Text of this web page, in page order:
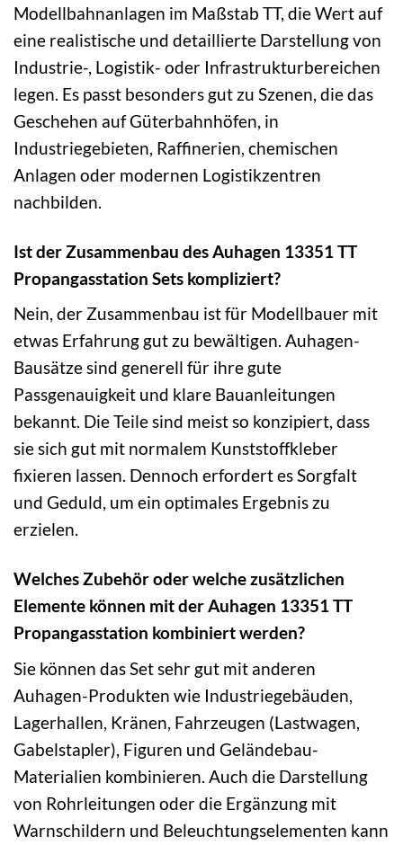
Modellbahnanlagen im Maßstab TT, die Wert auf
eine realistische und detaillierte Darstellung von
Industrie-, Logistik- oder Infrastrukturbereichen
legen. Es passt besonders gut zu Szenen, die das
Geschehen auf Güterbahnhöfen, in
Industriegebieten, Raffinerien, chemischen
Anlagen oder modernen Logistikzentren
nachbilden.
Ist der Zusammenbau des Auhagen 13351 TT
Propangasstation Sets kompliziert?
Nein, der Zusammenbau ist für Modellbauer mit
etwas Erfahrung gut zu bewältigen. Auhagen-
Bausätze sind generell für ihre gute
Passgenauigkeit und klare Bauanleitungen
bekannt. Die Teile sind meist so konzipiert, dass
sie sich gut mit normalem Kunststoffkleber
fixieren lassen. Dennoch erfordert es Sorgfalt
und Geduld, um ein optimales Ergebnis zu
erzielen.
Welches Zubehör oder welche zusätzlichen
Elemente können mit der Auhagen 13351 TT
Propangasstation kombiniert werden?
Sie können das Set sehr gut mit anderen
Auhagen-Produkten wie Industriegebäuden,
Lagerhallen, Kränen, Fahrzeugen (Lastwagen,
Gabelstapler), Figuren und Geländebau-
Materialien kombinieren. Auch die Darstellung
von Rohrleitungen oder die Ergänzung mit
Warnschildern und Beleuchtungselementen kann